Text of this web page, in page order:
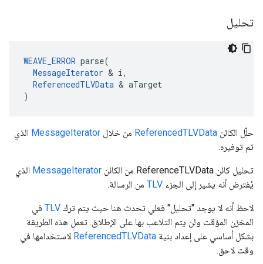
تحليل
WEAVE_ERROR parse(
MessageIterator & i,
ReferencedTLVData & aTarget
)
حلّل الكائن ReferencedTLVData من خلال MessageIterator الذي
تم توفيره.
تحليل كائن ReferenceTLVData من الكائن MessageIterator الذي
يُفترض أنه يشير إلى الجزء TLV من الرسالة.
لاحظ أنه لا يوجد "تحليل" فعلي تحدث هنا حيث يتم ترك TLV في
المخزن المؤقت ولن يتم التلاعب بها على الإطلاق. تعمل هذه الطريقة
بشكل أساسي على إعداد بنية ReferencedTLVData لاستخدامها في
وقت لاحق.